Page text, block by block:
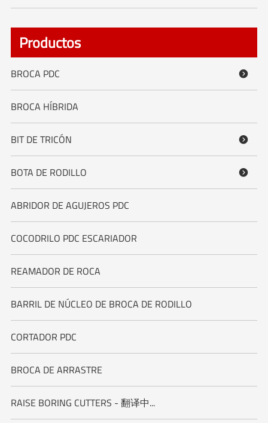
Productos
BROCA PDC 
BROCA HÍBRIDA
BIT DE TRICÓN 
BOTA DE RODILLO 
ABRIDOR DE AGUJEROS PDC
COCODRILO PDC ESCARIADOR
REAMADOR DE ROCA
BARRIL DE NÚCLEO DE BROCA DE RODILLO
CORTADOR PDC
BROCA DE ARRASTRE
RAISE BORING CUTTERS - 翻译中...